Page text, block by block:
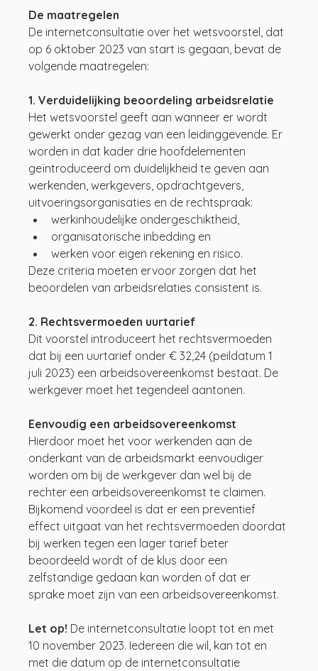
De maatregelen
De internetconsultatie over het wetsvoorstel, dat
op 6 oktober 2023 van start is gegaan, bevat de
volgende maatregelen:
1. Verduidelijking beoordeling arbeidsrelatie
Het wetsvoorstel geeft aan wanneer er wordt
gewerkt onder gezag van een leidinggevende. Er
worden in dat kader drie hoofdelementen
geïntroduceerd om duidelijkheid te geven aan
werkenden, werkgevers, opdrachtgevers,
uitvoeringsorganisaties en de rechtspraak:
werkinhoudelijke ondergeschiktheid,
organisatorische inbedding en
werken voor eigen rekening en risico.
Deze criteria moeten ervoor zorgen dat het
beoordelen van arbeidsrelaties consistent is.
2. Rechtsvermoeden uurtarief
Dit voorstel introduceert het rechtsvermoeden
dat bij een uurtarief onder € 32,24 (peildatum 1
juli 2023) een arbeidsovereenkomst bestaat. De
werkgever moet het tegendeel aantonen.
Eenvoudig een arbeidsovereenkomst
Hierdoor moet het voor werkenden aan de
onderkant van de arbeidsmarkt eenvoudiger
worden om bij de werkgever dan wel bij de
rechter een arbeidsovereenkomst te claimen.
Bijkomend voordeel is dat er een preventief
effect uitgaat van het rechtsvermoeden doordat
bij werken tegen een lager tarief beter
beoordeeld wordt of de klus door een
zelfstandige gedaan kan worden of dat er
sprake moet zijn van een arbeidsovereenkomst.
Let op! De internetconsultatie loopt tot en met
10 november 2023. Iedereen die wil, kan tot en
met die datum op de internetconsultatie